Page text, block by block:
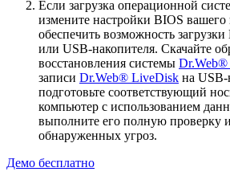
Если загрузка операционной
измените настройки BIOS
обеспечить возможность
или USB-накопителя. Скачайте
восстановления системы
записи Dr.Web® LiveDisk на USB-
подготовьте соответствующий
компьютер с использованием
выполните его полную проверку
обнаруженных угроз.
Демо бесплатно